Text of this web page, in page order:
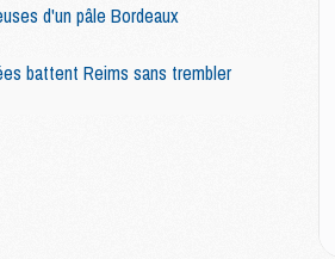
d'un pâle Bordeaux
battent Reims sans trembler